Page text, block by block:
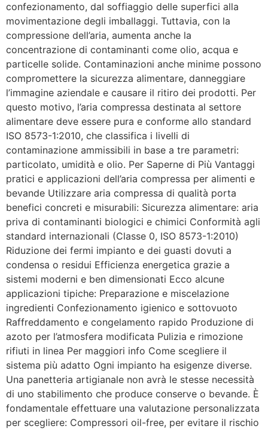
confezionamento, dal soffiaggio delle superfici alla
movimentazione degli imballaggi. Tuttavia, con la
compressione dell’aria, aumenta anche la
concentrazione di contaminanti come olio, acqua e
particelle solide. Contaminazioni anche minime possono
compromettere la sicurezza alimentare, danneggiare
l’immagine aziendale e causare il ritiro dei prodotti. Per
questo motivo, l’aria compressa destinata al settore
alimentare deve essere pura e conforme allo standard
ISO 8573-1:2010, che classifica i livelli di
contaminazione ammissibili in base a tre parametri:
particolato, umidità e olio. Per Saperne di Più Vantaggi
pratici e applicazioni dell’aria compressa per alimenti e
bevande Utilizzare aria compressa di qualità porta
benefici concreti e misurabili: Sicurezza alimentare: aria
priva di contaminanti biologici e chimici Conformità agli
standard internazionali (Classe 0, ISO 8573-1:2010)
Riduzione dei fermi impianto e dei guasti dovuti a
condensa o residui Efficienza energetica grazie a
sistemi moderni e ben dimensionati Ecco alcune
applicazioni tipiche: Preparazione e miscelazione
ingredienti Confezionamento igienico e sottovuoto
Raffreddamento e congelamento rapido Produzione di
azoto per l’atmosfera modificata Pulizia e rimozione
rifiuti in linea Per maggiori info Come scegliere il
sistema più adatto Ogni impianto ha esigenze diverse.
Una panetteria artigianale non avrà le stesse necessità
di uno stabilimento che produce conserve o bevande. È
fondamentale effettuare una valutazione personalizzata
per scegliere: Compressori oil-free, per evitare il rischio